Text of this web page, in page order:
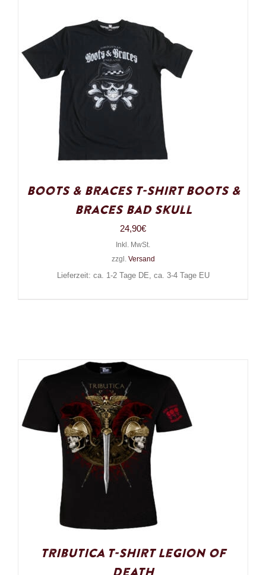
Boots & Braces T-Shirt Boots &
Braces Bad Skull
24,90€
Inkl. MwSt.
zzgl. Versand
Lieferzeit: ca. 1-2 Tage DE, ca. 3-4 Tage EU
Tributica T-Shirt Legion of